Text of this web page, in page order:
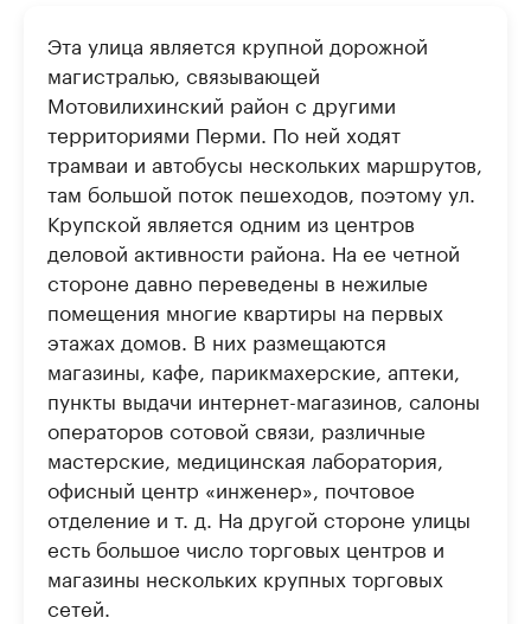
Эта улица является крупной дорожной
магистралью, связывающей
Мотовилихинский район с другими
территориями Перми. По ней ходят
трамваи и автобусы нескольких маршрутов,
там большой поток пешеходов, поэтому ул.
Крупской является одним из центров
деловой активности района. На ее четной
стороне давно переведены в нежилые
помещения многие квартиры на первых
этажах домов. В них размещаются
магазины, кафе, парикмахерские, аптеки,
пункты выдачи интернет-магазинов, салоны
операторов сотовой связи, различные
мастерские, медицинская лаборатория,
офисный центр «инженер», почтовое
отделение и т. д. На другой стороне улицы
есть большое число торговых центров и
магазины нескольких крупных торговых
сетей.